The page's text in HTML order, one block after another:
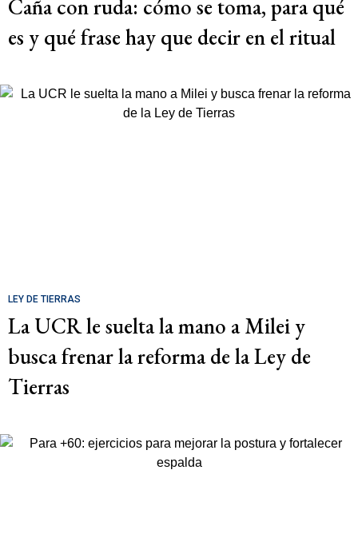
Caña con ruda: cómo se toma, para qué
es y qué frase hay que decir en el ritual
LEY DE TIERRAS
La UCR le suelta la mano a Milei y
busca frenar la reforma de la Ley de
Tierras